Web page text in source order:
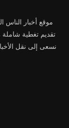
موقع أخبار الناس
تقديم تغطية شاملة
نسعى إلى نقل